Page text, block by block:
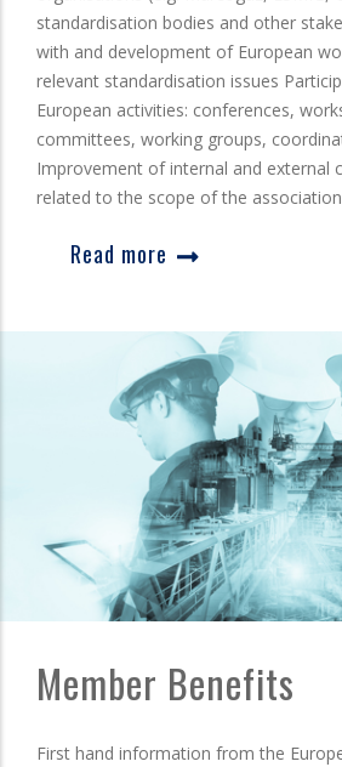
standardisation bodies and other
with and development of European
relevant standardisation issues
European activities: conferences,
committees, working groups,
Improvement of internal and external
related to the scope of the association
Read more
Member Benefits
First hand information from the